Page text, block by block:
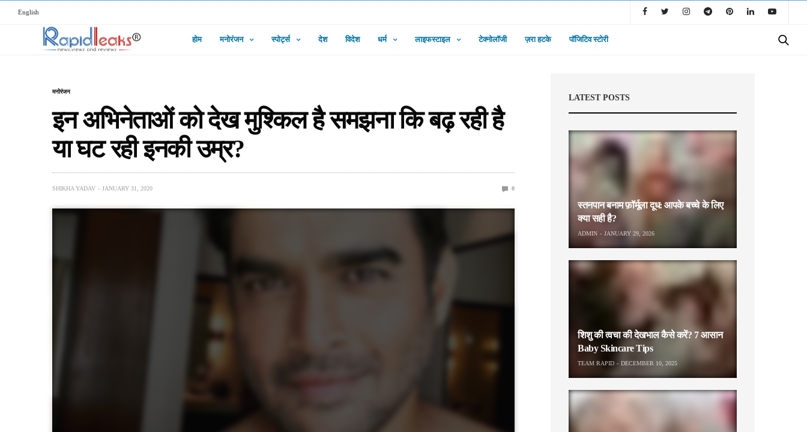
English
होम मनोरंजन स्पोर्ट्स देश विदेश धर्म लाइफस्टाइल टेक्नोलॉजी ज़रा हटके पॉजिटिव स्टोरी
मनोरंजन
इन अभिनेताओं को देख मुश्किल है समझना कि बढ़ रही है
या घट रही इनकी उम्र?
SHIKHA YADAV JANUARY 31, 2020 0
LATEST POSTS
स्तनपान बनाम फ़ॉर्मूला दूध: आपके बच्चे के लिए
क्या सही है?
ADMIN JANUARY 29, 2026
शिशु की त्वचा की देखभाल कैसे करें? 7 आसान
Baby Skincare Tips
TEAM RAPID DECEMBER 10, 2025